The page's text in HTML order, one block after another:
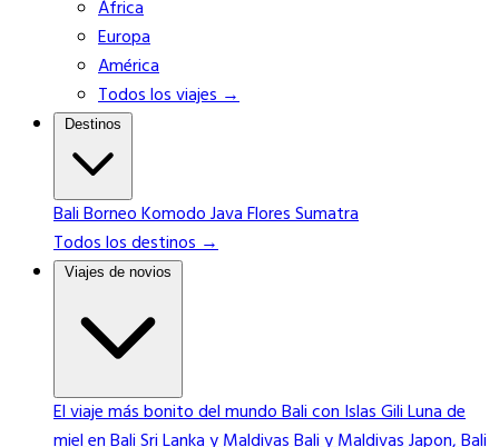
África
Europa
América
Todos los viajes →
Destinos
BaliBorneoKomodoJavaFloresSumatra
Todos los destinos →
Viajes de novios
El viaje más bonito del mundoBali con Islas GiliLuna de